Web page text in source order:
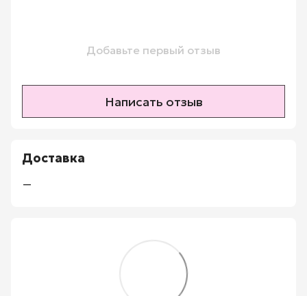
Добавьте первый отзыв
Написать отзыв
Доставка